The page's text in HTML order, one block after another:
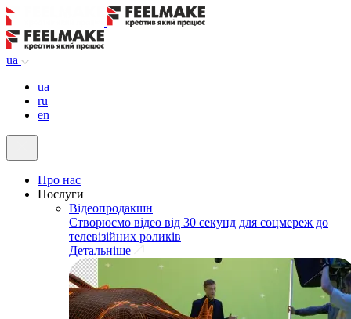
ua
ua
ru
en
Про нас
Послуги
Відеопродакшн
Створюємо відео від 30 секунд для соцмереж до
телевізійних роликів
Детальніше